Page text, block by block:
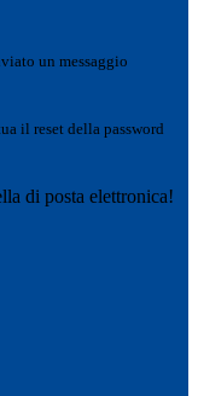
un messaggio
il reset della password
di posta elettronica!